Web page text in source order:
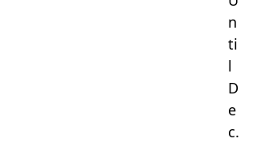
n
ti
l
D
e
c.